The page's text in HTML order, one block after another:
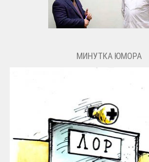
МИНУТКА ЮМОРА